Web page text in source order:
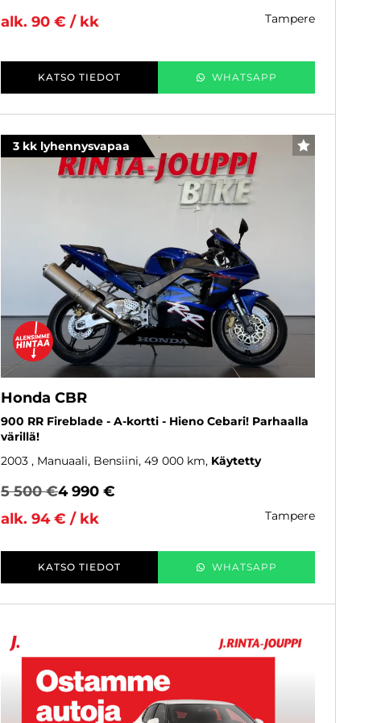
alk. 90 € / kk
tampere
KATSO TIEDOT WHATSAPP
3 kk lyhennysvapaa SUOSIKKI
Honda CBR
900 RR Fireblade - A-kortti - Hieno Cebari! Parhaalla
värillä!
2003 , Manuaali, Bensiini, 49 000 km Käytetty
5 500 €4 990 €
alk. 94 € / kk
tampere
KATSO TIEDOT WHATSAPP